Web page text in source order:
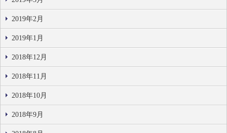
2019年2月
2019年1月
2018年12月
2018年11月
2018年10月
2018年9月